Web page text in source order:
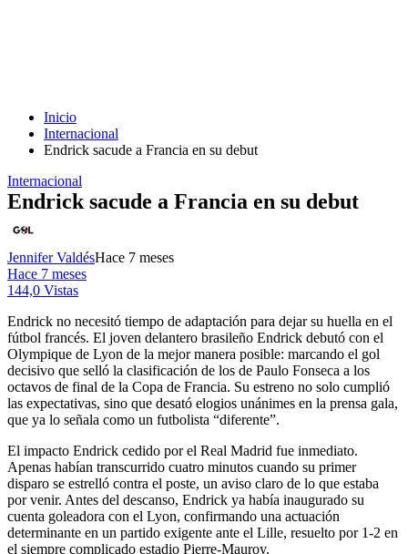
Inicio
Internacional
Endrick sacude a Francia en su debut
Internacional
Endrick sacude a Francia en su debut
Jennifer ValdésHace 7 meses
Hace 7 meses
144,0 Vistas
Endrick no necesitó tiempo de adaptación para dejar su huella en el
fútbol francés. El joven delantero brasileño Endrick debutó con el
Olympique de Lyon de la mejor manera posible: marcando el gol
decisivo que selló la clasificación de los de Paulo Fonseca a los
octavos de final de la Copa de Francia. Su estreno no solo cumplió
las expectativas, sino que desató elogios unánimes en la prensa gala,
que ya lo señala como un futbolista “diferente”.
El impacto Endrick cedido por el Real Madrid fue inmediato.
Apenas habían transcurrido cuatro minutos cuando su primer
disparo se estrelló contra el poste, un aviso claro de lo que estaba
por venir. Antes del descanso, Endrick ya había inaugurado su
cuenta goleadora con el Lyon, confirmando una actuación
determinante en un partido exigente ante el Lille, resuelto por 1-2 en
el siempre complicado estadio Pierre-Mauroy.